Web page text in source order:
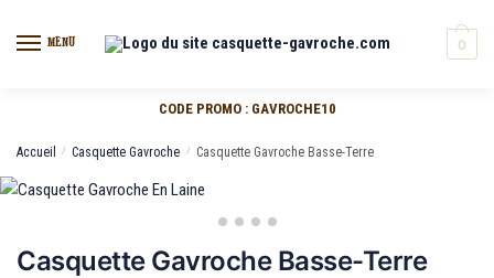
MENU 0
CODE PROMO : GAVROCHE10
Accueil / Casquette Gavroche / Casquette Gavroche Basse-Terre
Casquette Gavroche Basse-Terre